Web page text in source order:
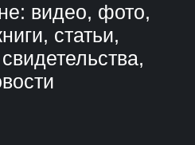
видео, фото,
статьи,